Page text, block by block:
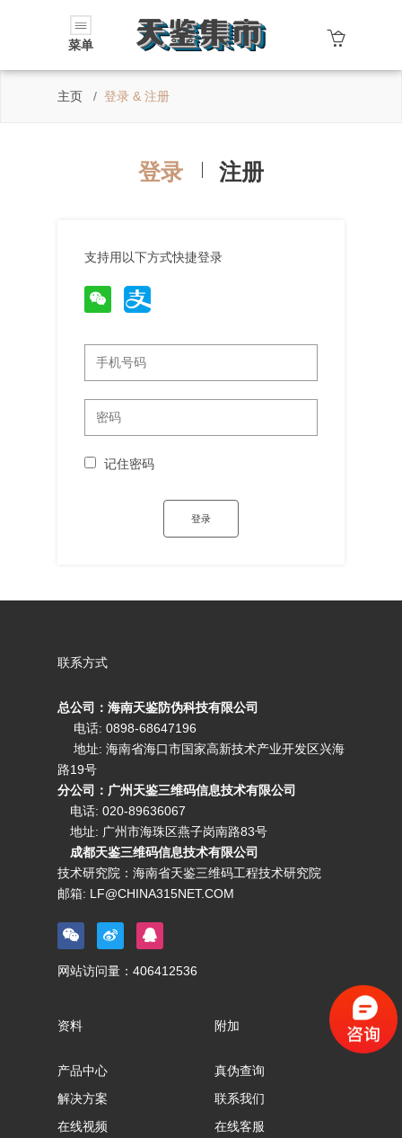
菜单
主页 登录 & 注册
登录 注册
支持用以下方式快捷登录
记住密码
联系方式
总公司：海南天鉴防伪科技有限公司
电话: 0898-68647196
地址: 海南省海口市国家高新技术产业开发区兴海
路19号
分公司：广州天鉴三维码信息技术有限公司
电话: 020-89636067
地址: 广州市海珠区燕子岗南路83号
成都天鉴三维码信息技术有限公司
技术研究院：海南省天鉴三维码工程技术研究院
邮箱: LF@CHINA315NET.COM
网站访问量： 406412536
资料
产品中心
解决方案
在线视频
附加
真伪查询
联系我们
在线客服